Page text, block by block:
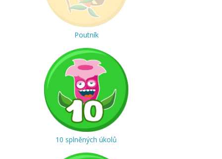
Poutník
10 splněných úkolů